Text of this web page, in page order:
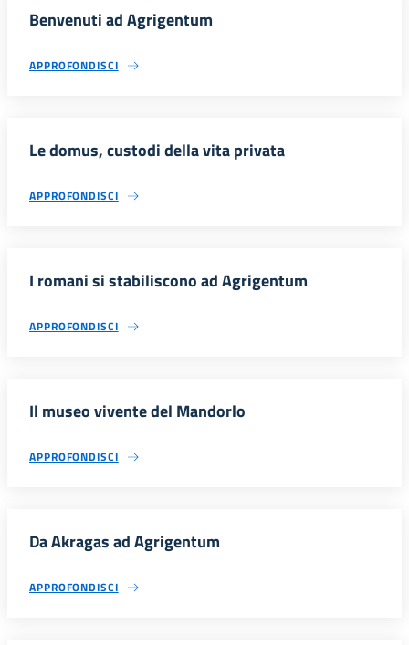
Benvenuti ad Agrigentum
APPROFONDISCI
Le domus, custodi della vita privata
APPROFONDISCI
I romani si stabiliscono ad Agrigentum
APPROFONDISCI
Il museo vivente del Mandorlo
APPROFONDISCI
Da Akragas ad Agrigentum
APPROFONDISCI